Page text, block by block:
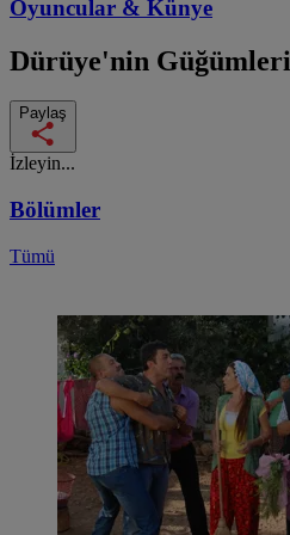
Oyuncular & Künye
Dürüye'nin Güğümleri
Paylaş
İzleyin...
Bölümler
Tümü